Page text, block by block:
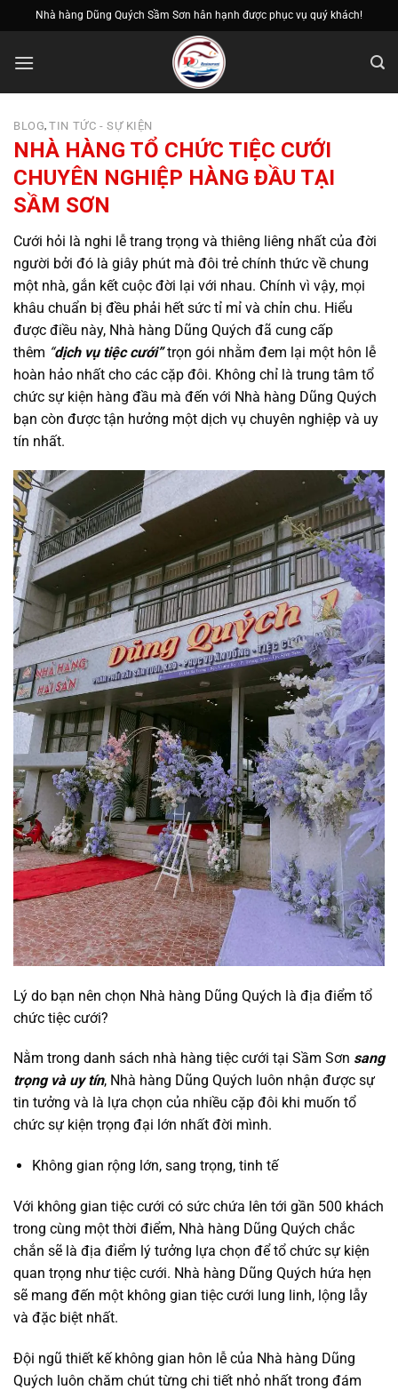
qua
nội
Nhà hàng Dũng Quých Sầm Sơn hân hạnh được phục vụ quý khách!
BLOG,TIN TỨC - SỰ KIỆN
NHÀ HÀNG TỔ CHỨC TIỆC CƯỚI
CHUYÊN NGHIỆP HÀNG ĐẦU TẠI
SẦM SƠN
Cưới hỏi là nghi lễ trang trọng và thiêng liêng nhất của đời
người bởi đó là giây phút mà đôi trẻ chính thức về chung
một nhà, gắn kết cuộc đời lại với nhau. Chính vì vậy, mọi
khâu chuẩn bị đều phải hết sức tỉ mỉ và chỉn chu. Hiểu
được điều này, Nhà hàng Dũng Quých đã cung cấp
thêm “dịch vụ tiệc cưới” trọn gói nhằm đem lại một hôn lễ
hoàn hảo nhất cho các cặp đôi. Không chỉ là trung tâm tổ
chức sự kiện hàng đầu mà đến với Nhà hàng Dũng Quých
bạn còn được tận hưởng một dịch vụ chuyên nghiệp và uy
tín nhất.
Lý do bạn nên chọn Nhà hàng Dũng Quých là địa điểm tổ
chức tiệc cưới?
Nằm trong danh sách nhà hàng tiệc cưới tại Sầm Sơn sang
trọng và uy tín, Nhà hàng Dũng Quých luôn nhận được sự
tin tưởng và là lựa chọn của nhiều cặp đôi khi muốn tổ
chức sự kiện trọng đại lớn nhất đời mình.
Không gian rộng lớn, sang trọng, tinh tế
Với không gian tiệc cưới có sức chứa lên tới gần 500 khách
trong cùng một thời điểm, Nhà hàng Dũng Quých chắc
chắn sẽ là địa điểm lý tưởng lựa chọn để tổ chức sự kiện
quan trọng như tiệc cưới. Nhà hàng Dũng Quých hứa hẹn
sẽ mang đến một không gian tiệc cưới lung linh, lộng lẫy
và đặc biệt nhất.
Đội ngũ thiết kế không gian hôn lễ của Nhà hàng Dũng
Quých luôn chăm chút từng chi tiết nhỏ nhất trong đám